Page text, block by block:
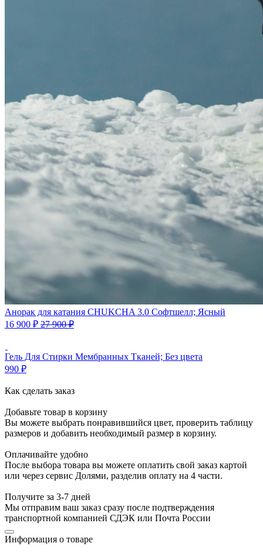
Анорак для катания CHUKCHA 3.0 Софтшелл; Ясный
16 900 ₽ 27 900₽
Гель Для Стирки Мембранных Тканей; Без цвета
990 ₽
Как сделать заказ
Добавьте товар в корзину
Вы можете выбрать понравившийся цвет, проверить таблицу
размеров и добавить необходимый размер в корзину.
Оплачивайте удобно
После выбора товара вы можете оплатить свой заказ картой
или через сервис Долями, разделив оплату на 4 части.
Получите за 3-7 дней
Мы отправим ваш заказ сразу после подтверждения
транспортной компанией СДЭК или Почта России
Информация о товаре